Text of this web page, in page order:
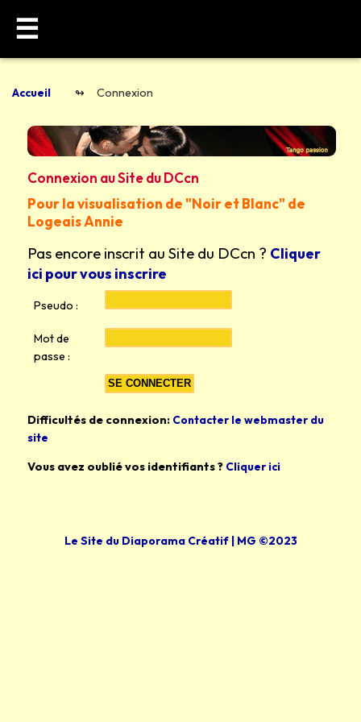
Accueil Connexion
☰
Connexion au Site du DCcn
Pour la visualisation de "Noir et Blanc" de
Logeais Annie
Pas encore inscrit au Site du DCcn ? Cliquer
ici pour vous inscrire
Pseudo :
Mot de
passe :
Difficultés de connexion: Contacter le webmaster du
site
Vous avez oublié vos identifiants ? Cliquer ici
Le Site du Diaporama Créatif | MG ©2023